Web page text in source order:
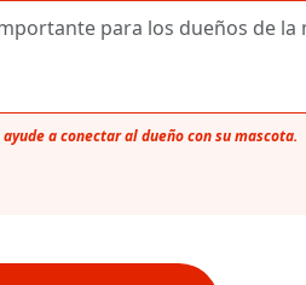
a conectar al dueño con su mascota.